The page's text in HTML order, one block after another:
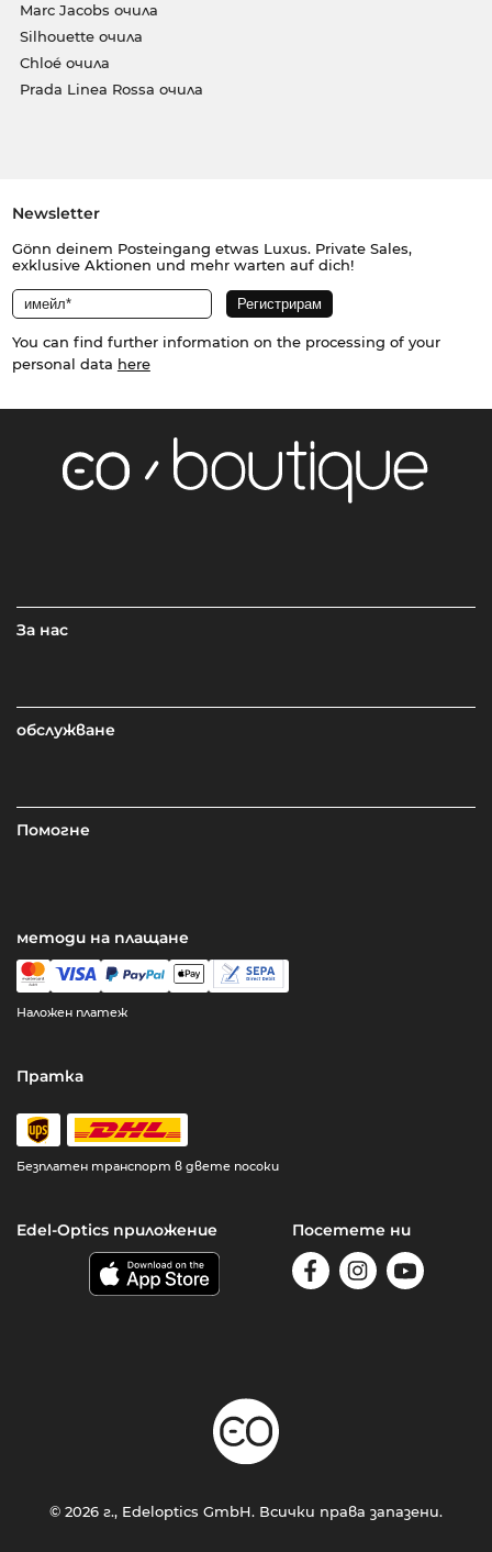
Marc Jacobs очила
Silhouette очила
Chloé очила
Prada Linea Rossa очила
Newsletter
Gönn deinem Posteingang etwas Luxus. Private Sales,
exklusive Aktionen und mehr warten auf dich!
You can find further information on the processing of your
personal data here
За нас
обслужване
Помогне
методи на плащане
Наложен платеж
Пратка
Безплатен транспорт в двете посоки
Edel-Optics приложение Посетете ни
© 2026 г., Edeloptics GmbH. Всички права запазени.